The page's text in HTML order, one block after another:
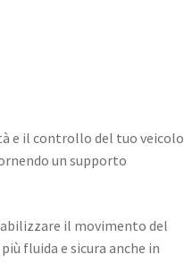
e il controllo del tuo veicolo
un supporto
il movimento del
fluida e sicura anche in